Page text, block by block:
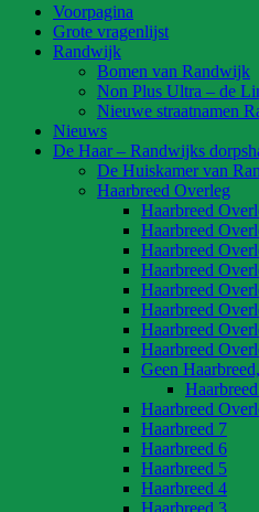
Voorpagina
Grote vragenlijst
Randwijk
Bomen van Randwijk
Non Plus Ultra – de
Nieuwe straatnamen
Nieuws
De Haar – Randwijks
De Huiskamer van
Haarbreed Overleg
Haarbreed
Haarbreed
Haarbreed
Haarbreed
Haarbreed
Haarbreed
Haarbreed
Haarbreed
Geen
Haarbreed
Haarbreed 7
Haarbreed 6
Haarbreed 5
Haarbreed 4
Haarbreed 3